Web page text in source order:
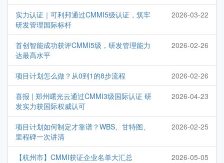
实力认证｜可利邦通过CMMI5级认证，筑牢
研发管理国际标杆
2026-03-22
首创智能成功获评CMMI5级，研发管理能力
达最高水平
2026-02-26
项目计划怎么做？从0到1的8步流程 2026-02-26
喜报 | 郑州曙光云通过CMMI3级国际认证 研
发实力获国际权威认可
2026-04-23
项目计划如何制定才靠谱？WBS、甘特图、
里程碑一次讲清
2026-02-25
【杭州市】CMMI获证企业名单大汇总 2026-05-05